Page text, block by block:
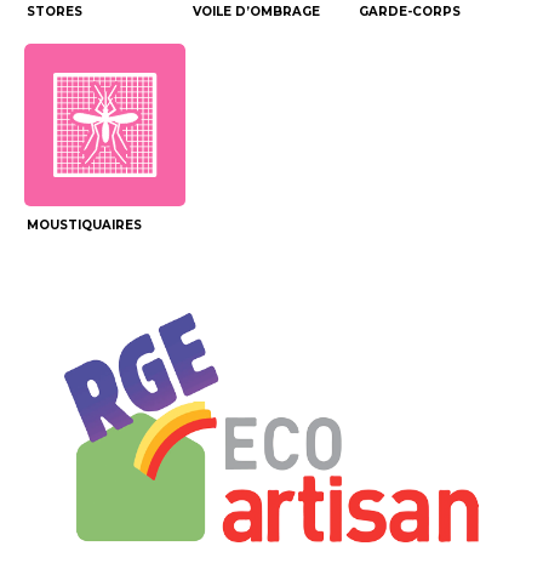
STORES VOILE D’OMBRAGE GARDE-CORPS
MOUSTIQUAIRES